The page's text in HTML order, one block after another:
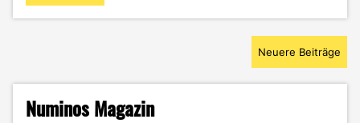
–
Neuere Beiträge
Numinos Magazin